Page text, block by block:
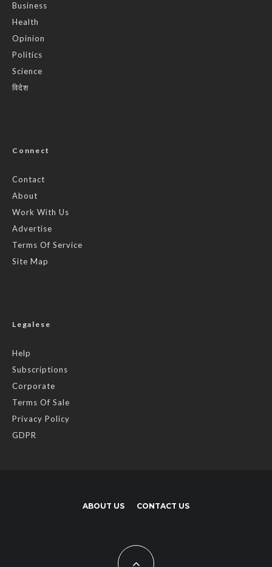
Business
Health
Opinion
Politics
Science
विदेश
Connect
Contact
About
Work With Us
Advertise
Terms Of Service
Site Map
Legalese
Help
Subscriptions
Corporate
Terms Of Sale
Privacy Policy
GDPR
ABOUT US CONTACT US